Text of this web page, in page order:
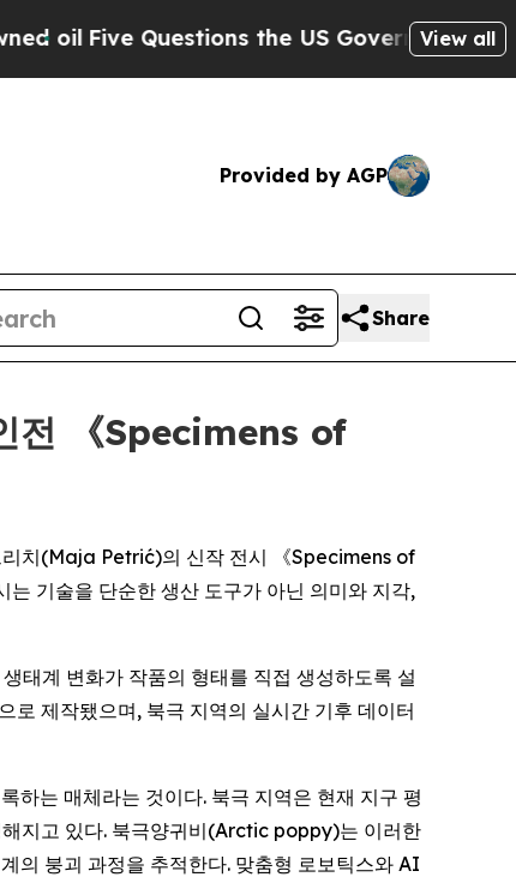
Five Questions the US Government Should
View all
Provided by AGP
Share
전 《Specimens of
치(Maja Petrić)의 신작 전시 《Specimens of
기술을 단순한 생산 도구가 아닌 의미와 지각,
태계 변화가 작품의 형태를 직접 생성하도록 설
제작됐으며, 북극 지역의 실시간 기후 데이터
하는 매체라는 것이다. 북극 지역은 현재 지구 평
지고 있다. 북극양귀비(Arctic poppy)는 이러한
의 붕괴 과정을 추적한다. 맞춤형 로보틱스와 AI